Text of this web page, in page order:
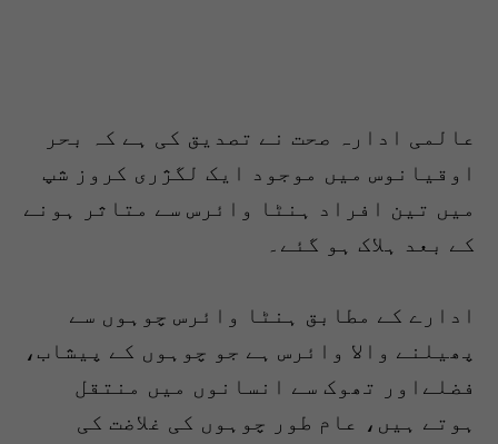
عالمی ادارہ صحت نے تصدیق کی ہے کہ بحر
اوقیانوس میں موجود ایک لگژری کروز شپ
میں تین افراد ہنٹا وائرس سے متاثر ہونے
کے بعد ہلاک ہو گئے۔
ادارے کے مطابق ہنٹا وائرس چوہوں سے
پھیلنے والا وائرس ہے جو چوہوں کے پیشاب،
فضلےاور تھوک سے انسانوں میں منتقل
ہوتے ہیں، عام طور چوہوں کی غلاضت کی